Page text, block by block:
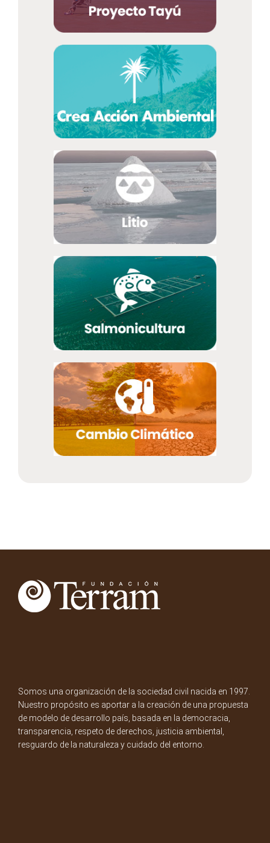
Somos una organización de la sociedad civil nacida en 1997.
Nuestro propósito es aportar a la creación de una propuesta
de modelo de desarrollo país, basada en la democracia,
transparencia, respeto de derechos, justicia ambiental,
resguardo de la naturaleza y cuidado del entorno.